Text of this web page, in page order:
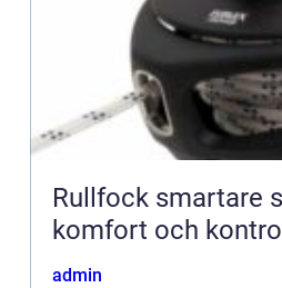
Rullfock smartare segling med
komfort och kontroll
admin